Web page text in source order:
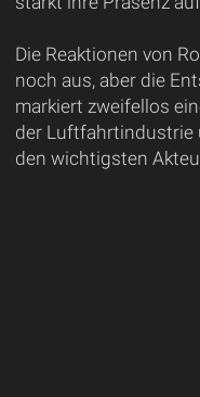
Die Reaktionen von
noch aus, aber die
markiert zweifellos
der Luftfahrtindustrie
den wichtigsten